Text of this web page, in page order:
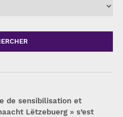
de sensibilisation et
Lëtzebuerg » s’est